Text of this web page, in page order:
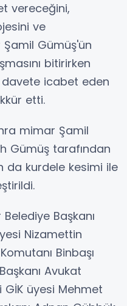
vereceğini,
ve
Gümüş'ün
bitirirken
davete icabet eden
etti.
mimar Şamil
Gümüş tarafından
da kurdele kesimi ile
Başkanı
Nizamettin
Binbaşı
Avukat
GİK üyesi Mehmet